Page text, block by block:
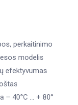
perkaitinimo
modelis
efektyvumas
– 40°C … + 80°